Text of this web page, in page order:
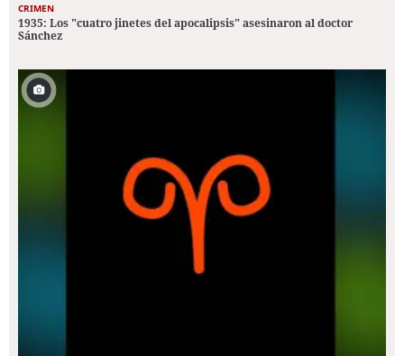
CRIMEN
1935: Los "cuatro jinetes del apocalipsis" asesinaron al doctor
Sánchez